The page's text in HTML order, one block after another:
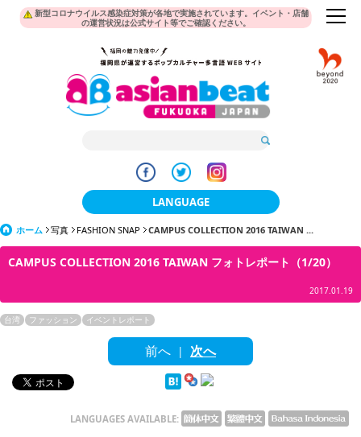
新型コロナウイルス感染症対策が各地で実施されています。イベント・店舗
の運営状況は公式サイト等でご確認ください。
LANGUAGE
日本語
한국어
English
tiéng Viêt
ホーム 写真 FASHION SNAP CAMPUS COLLECTION 2016 TAIWAN ...
CAMPUS COLLECTION 2016 TAIWAN フォトレポート（1/20）
2017.01.19
台湾 ファッション イベントレポート
前へ | 次へ
LANGUAGES AVAILABLE: